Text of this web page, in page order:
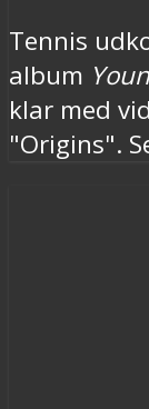
Tennis
album
klar med
"Origins".